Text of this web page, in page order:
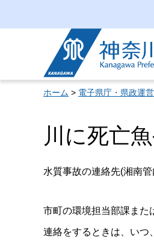
神奈川県
ホーム > 電子県庁・県政運
川に死亡
水質事故の連絡先(湘南管
市町の環境担当部課ま
連絡をするときは、いつ